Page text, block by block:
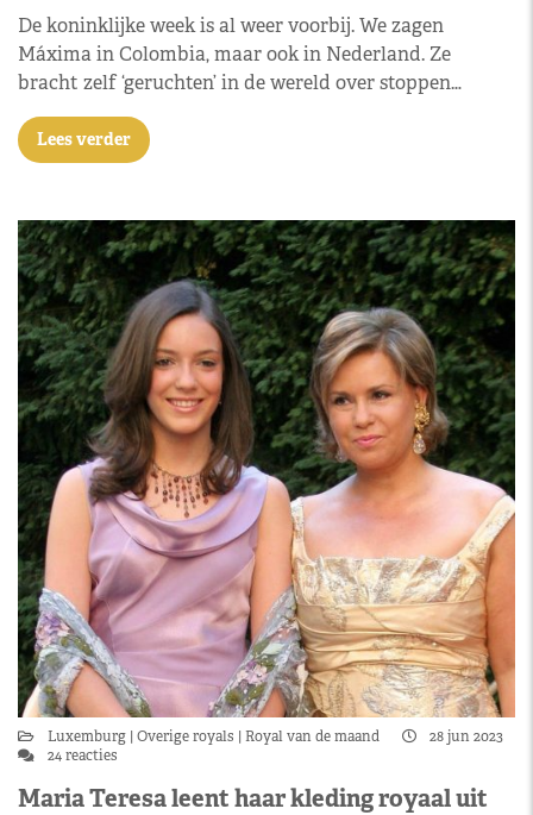
De koninklijke week is al weer voorbij. We zagen
Máxima in Colombia, maar ook in Nederland. Ze
bracht zelf ‘geruchten’ in de wereld over stoppen…
Lees verder
Luxemburg Overige royals Royal van de maand
28 jun 2023
24 reacties
Maria Teresa leent haar kleding royaal uit